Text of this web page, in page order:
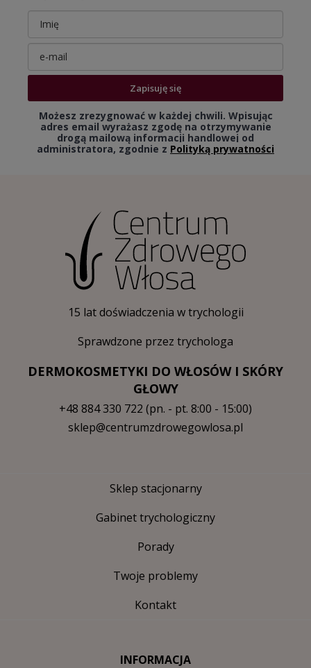
Zapisuję się
Możesz zrezygnować w każdej chwili. Wpisując
adres email wyrażasz zgodę na otrzymywanie
drogą mailową informacji handlowej od
administratora, zgodnie z Polityką prywatności
15 lat doświadczenia w trychologii
Sprawdzone przez trychologa
DERMOKOSMETYKI DO WŁOSÓW I SKÓRY
GŁOWY
+48 884 330 722 (pn. - pt. 8:00 - 15:00)
sklep@centrumzdrowegowlosa.pl
Sklep stacjonarny
Gabinet trychologiczny
Porady
Twoje problemy
Kontakt
INFORMACJA